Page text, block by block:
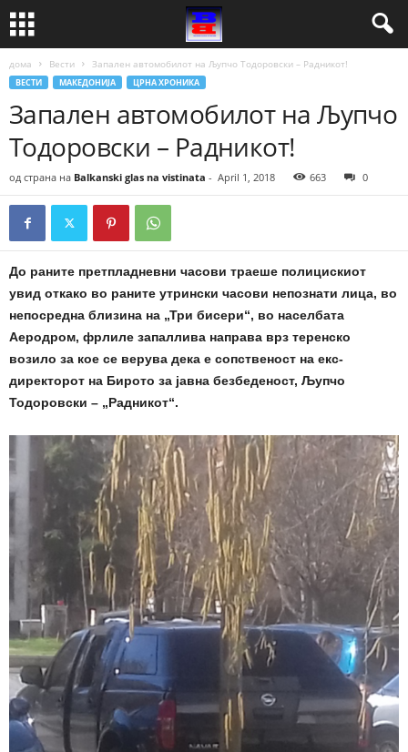
дома Вести Запален автомобилот на Љупчо Тодоровски – Радникот!
ВЕСТИ МАКЕДОНИЈА ЦРНА ХРОНИКА
Запален автомобилот на Љупчо
Тодоровски – Радникот!
од страна на Balkanski glas na vistinata - April 1, 2018 663 0
До раните претпладневни часови траеше полицискиот
увид откако во раните утрински часови непознати лица, во
непосредна близина на „Три бисери“, во населбата
Аеродром, фрлиле запаллива направа врз теренско
возило за кое се верува дека е сопственост на екс-
директорот на Бирото за јавна безбеденост, Љупчо
Тодоровски – „Радникот“.